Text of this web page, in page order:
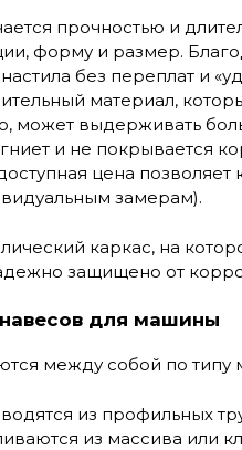
прочностью и
форму и размер.
без переплат и
материал,
может выдерживать
и не покрывается
цена
замерам).
каркас, на
защищено от
для машины
между собой по
из профильных
из массива или